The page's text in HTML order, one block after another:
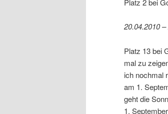
Platz 2 bei
20.04.2010
Platz 13 bei
mal zu
ich nochmal
am 1.
geht die
1.